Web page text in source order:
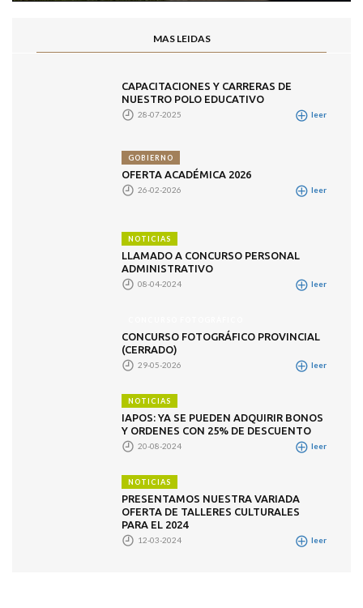
MAS LEIDAS
CAPACITACIONES Y CARRERAS DE
NUESTRO POLO EDUCATIVO
28-07-2025 leer
GOBIERNO
OFERTA ACADÉMICA 2026
26-02-2026 leer
NOTICIAS
LLAMADO A CONCURSO PERSONAL
ADMINISTRATIVO
08-04-2024 leer
CONCURSO FOTOGRÁFICO PROVINCIAL
(CERRADO)
29-05-2026 leer
NOTICIAS
IAPOS: YA SE PUEDEN ADQUIRIR BONOS
Y ORDENES CON 25% DE DESCUENTO
20-08-2024 leer
NOTICIAS
PRESENTAMOS NUESTRA VARIADA
OFERTA DE TALLERES CULTURALES
PARA EL 2024
12-03-2024 leer